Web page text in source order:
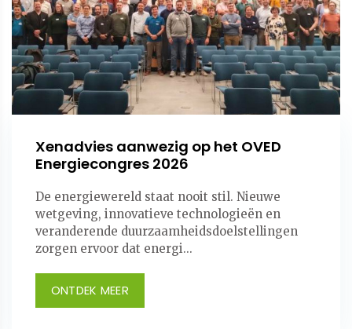
Xenadvies aanwezig op het OVED
Energiecongres 2026
De energiewereld staat nooit stil. Nieuwe
wetgeving, innovatieve technologieën en
veranderende duurzaamheidsdoelstellingen
zorgen ervoor dat energi...
ONTDEK MEER